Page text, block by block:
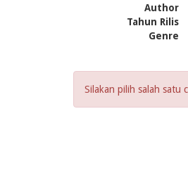
Author
Tahun Rilis
Genre
Silakan pilih salah satu